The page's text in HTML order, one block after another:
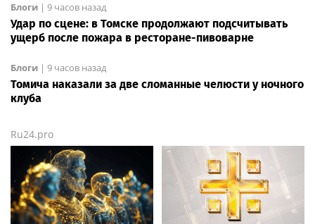
Блоги | 9 часов назад
Удар по сцене: в Томске продолжают подсчитывать
ущерб после пожара в ресторане-пивоварне
Блоги | 9 часов назад
Томича наказали за две сломанные челюсти у ночного
клуба
Ru24.pro